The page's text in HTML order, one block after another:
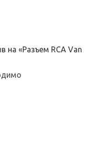
на «Разъем RCA Van